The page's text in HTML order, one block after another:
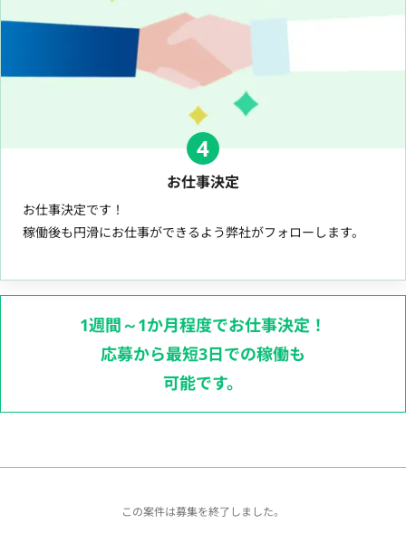
4
お仕事決定
お仕事決定です！
稼働後も円滑にお仕事ができるよう弊社がフォローします。
1週間～1か月程度でお仕事決定！
応募から最短3日での稼働も
可能です。
この案件は募集を終了しました。